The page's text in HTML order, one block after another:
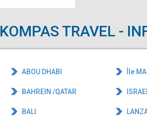
KOMPAS TRAVEL -
ABOU DHABI
BAHREIN /QATAR
BALI
Île